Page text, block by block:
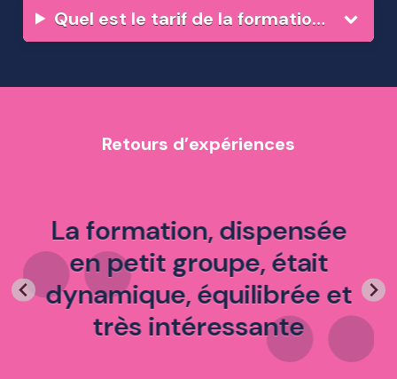
Quel est le tarif de la formation ?
Retours d’expériences
La formation, dispensée
en petit groupe, était
dynamique, équilibrée et
très intéressante